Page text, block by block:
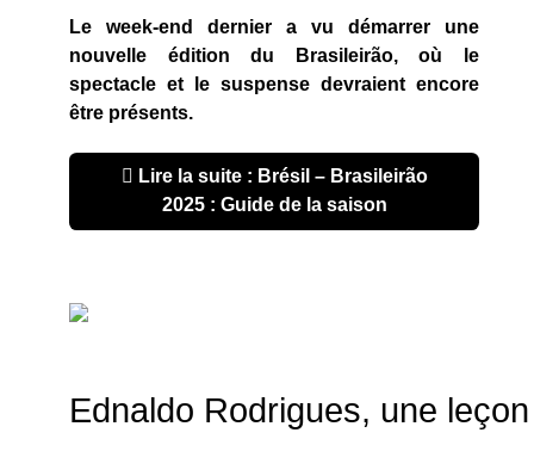
Le week-end dernier a vu démarrer une
nouvelle édition du Brasileirão, où le
spectacle et le suspense devraient encore
être présents.
Lire la suite : Brésil – Brasileirão
2025 : Guide de la saison
Ednaldo Rodrigues, une